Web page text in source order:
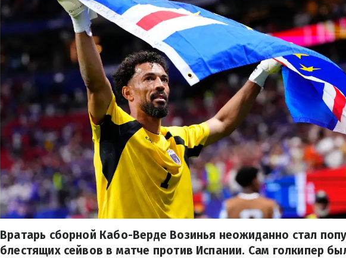
Вратарь сборной Кабо-Верде Возинья неожиданно стал
блестящих сейвов в матче против Испании. Сам голкипер